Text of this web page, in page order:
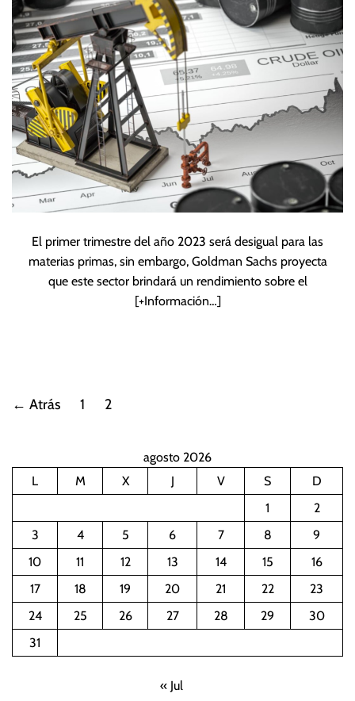
según Goldman
Sachs
El primer trimestre del año 2023 será desigual para las
materias primas, sin embargo, Goldman Sachs proyecta
que este sector brindará un rendimiento sobre el
[+Información…]
g
i
c
i
← Atrás 1 2
agosto 2026
L
M X J V S
D
1
2
3
4 5 6 7 8
9
10
11 12 13 14 15
16
17
18 19 20 21 22
23
24
25 26 27 28 29
30
31
« Jul